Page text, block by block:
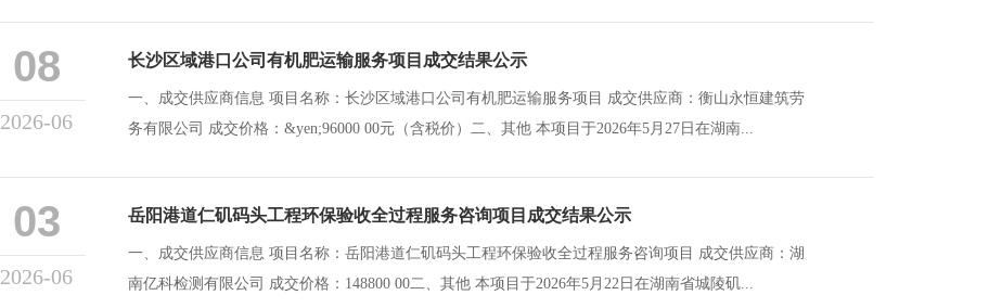
08
2026-06
长沙区域港口公司有机肥运输服务项目成交结果公示
一、成交供应商信息 项目名称：长沙区域港口公司有机肥运输服务项目 成交供应商：衡山永恒建筑劳
务有限公司 成交价格：&yen;96000 00元（含税价）二、其他 本项目于2026年5月27日在湖南...
03
2026-06
岳阳港道仁矶码头工程环保验收全过程服务咨询项目成交结果公示
一、成交供应商信息 项目名称：岳阳港道仁矶码头工程环保验收全过程服务咨询项目 成交供应商：湖
南亿科检测有限公司 成交价格：148800 00二、其他 本项目于2026年5月22日在湖南省城陵矶...